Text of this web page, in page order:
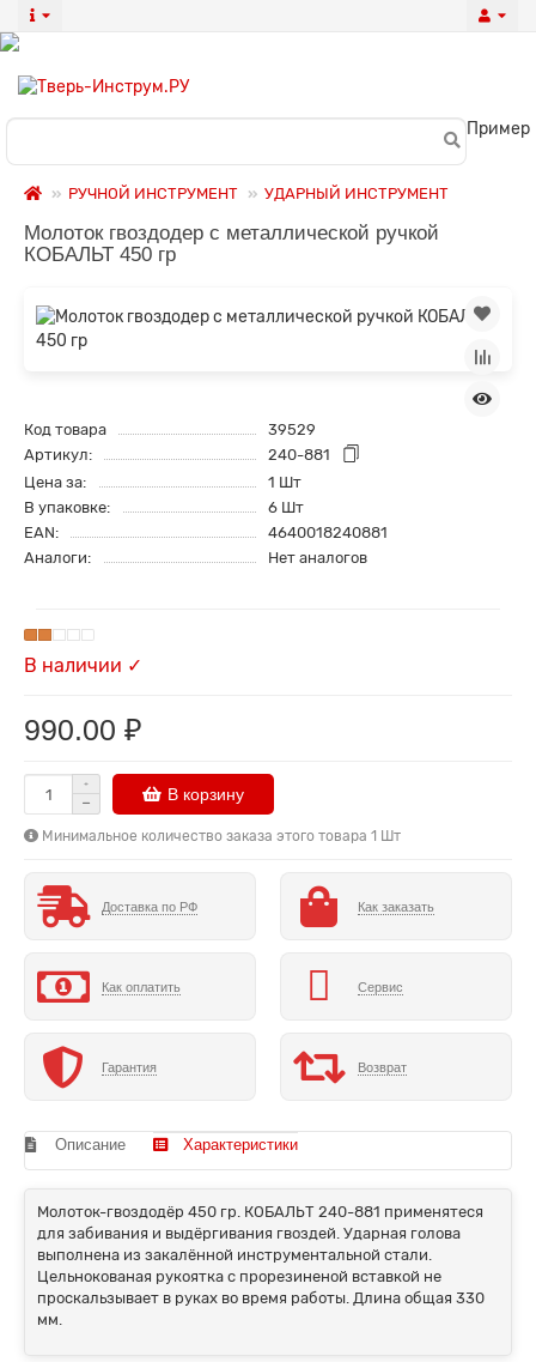
Пример
РУЧНОЙ ИНСТРУМЕНТ УДАРНЫЙ ИНСТРУМЕНТ
Молоток гвоздодер с металлической ручкой
КОБАЛЬТ 450 гр
Код товара
39529
Артикул:
240-881
Цена за:
1 Шт
В упаковке:
6 Шт
EAN:
4640018240881
Аналоги:
Нет аналогов
В наличии ✓
990.00 ₽
В корзину
Минимальное количество заказа этого товара 1 Шт
Доставка по РФ Как заказать
Как оплатить Сервис
Гарантия Возврат
Описание Характеристики
Молоток-гвоздодёр 450 гр. КОБАЛЬТ 240-881 применятеся
для забивания и выдёргивания гвоздей. Ударная голова
выполнена из закалённой инструментальной стали.
Цельнокованая рукоятка с прорезиненой вставкой не
проскальзывает в руках во время работы. Длина общая 330
мм.